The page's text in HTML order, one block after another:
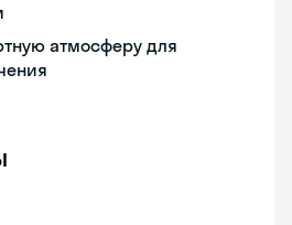
атмосферу для